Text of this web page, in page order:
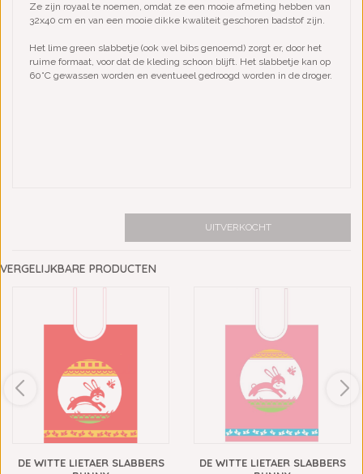
Ze zijn royaal te noemen, omdat ze een mooie afmeting hebben van
32x40 cm en van een mooie dikke kwaliteit geschoren badstof zijn.
Het lime green slabbetje (ook wel bibs genoemd) zorgt er, door het
ruime formaat, voor dat de kleding schoon blijft. Het slabbetje kan op
60°C gewassen worden en eventueel gedroogd worden in de droger.
UITVERKOCHT
VERGELIJKBARE PRODUCTEN
DE WITTE LIETAER SLABBERS
DE WITTE LIETAER SLABBERS